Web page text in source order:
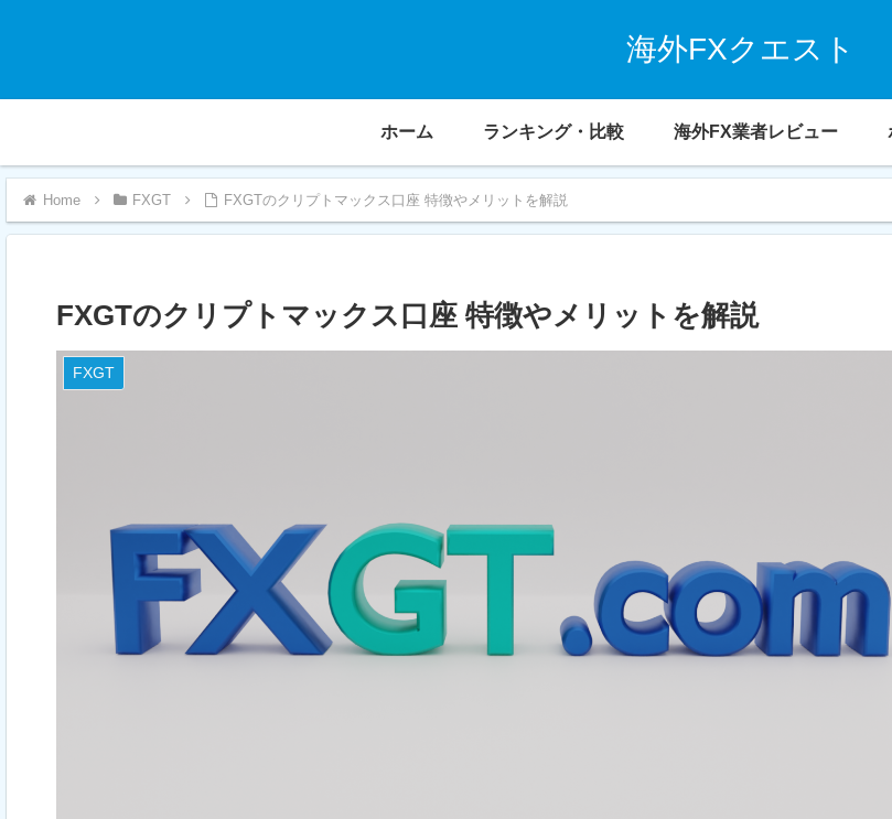
海外FXクエスト
ホーム ランキング・比較 海外FX業者レビュー
FXGT FXGTのクリプトマックス口座 特徴やメリットを解説
FXGTのクリプトマックス口座 特徴やメリットを解説
FXGT